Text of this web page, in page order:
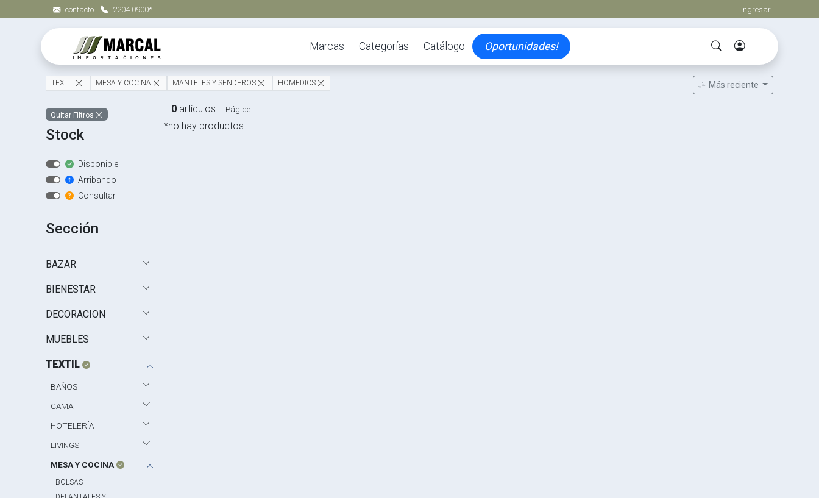
contacto 2204 0900* Ingresar
Marcas Categorías Catálogo Oportunidades!
Más reciente
TEXTIL MESA Y COCINA MANTELES Y SENDEROS HOMEDICS
Quitar Filtros
Stock
Disponible
Arribando
Consultar
Sección
BAZAR
BIENESTAR
DECORACION
MUEBLES
TEXTIL
BAÑOS
CAMA
HOTELERÍA
LIVINGS
MESA Y COCINA
BOLSAS
*no hay productos
0artículos. Pág de